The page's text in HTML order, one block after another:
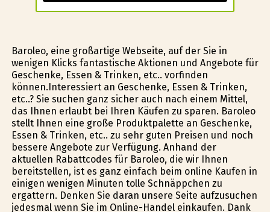
Baroleo, eine großartige Webseite, auf der Sie in
wenigen Klicks fantastische Aktionen und Angebote für
Geschenke, Essen & Trinken, etc.. vorfinden
können.Interessiert an Geschenke, Essen & Trinken,
etc..? Sie suchen ganz sicher auch nach einem Mittel,
das Ihnen erlaubt bei Ihren Käufen zu sparen. Baroleo
stellt Ihnen eine große Produktpalette an Geschenke,
Essen & Trinken, etc.. zu sehr guten Preisen und noch
bessere Angebote zur Verfügung. Anhand der
aktuellen Rabattcodes für Baroleo, die wir Ihnen
bereitstellen, ist es ganz einfach beim online Kaufen in
einigen wenigen Minuten tolle Schnäppchen zu
ergattern. Denken Sie daran unsere Seite aufzusuchen
jedesmal wenn Sie im Online-Handel einkaufen. Dank